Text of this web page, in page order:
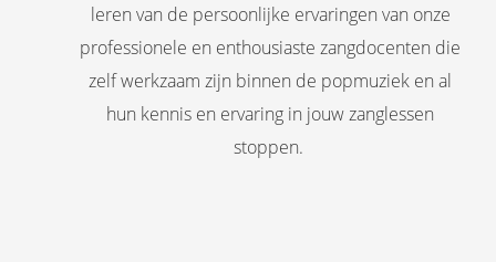
leren van de persoonlijke ervaringen van onze
professionele en enthousiaste zangdocenten die
zelf werkzaam zijn binnen de popmuziek en al
hun kennis en ervaring in jouw zanglessen
stoppen.